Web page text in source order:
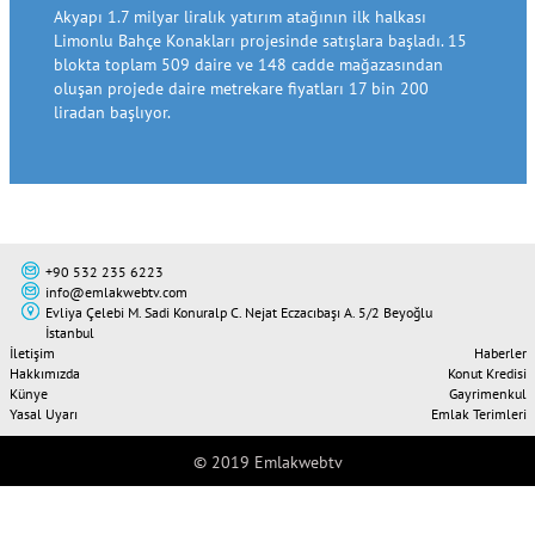
Akyapı 1.7 milyar liralık yatırım atağının ilk halkası
Limonlu Bahçe Konakları projesinde satışlara başladı. 15
blokta toplam 509 daire ve 148 cadde mağazasından
oluşan projede daire metrekare fiyatları 17 bin 200
liradan başlıyor.
+90 532 235 6223
info@emlakwebtv.com
Evliya Çelebi M. Sadi Konuralp C. Nejat Eczacıbaşı A. 5/2 Beyoğlu
İstanbul
İletişim
Hakkımızda
Künye
Yasal Uyarı
Haberler
Konut Kredisi
Gayrimenkul
Emlak Terimleri
© 2019 Emlakwebtv